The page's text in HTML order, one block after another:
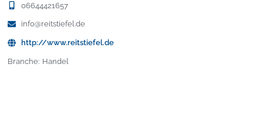
06644421657
info@reitstiefel.de
http://www.reitstiefel.de
Branche: Handel